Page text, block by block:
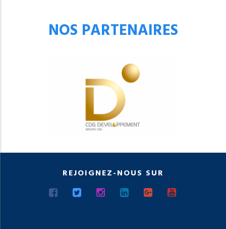
NOS PARTENAIRES
REJOIGNEZ-NOUS SUR